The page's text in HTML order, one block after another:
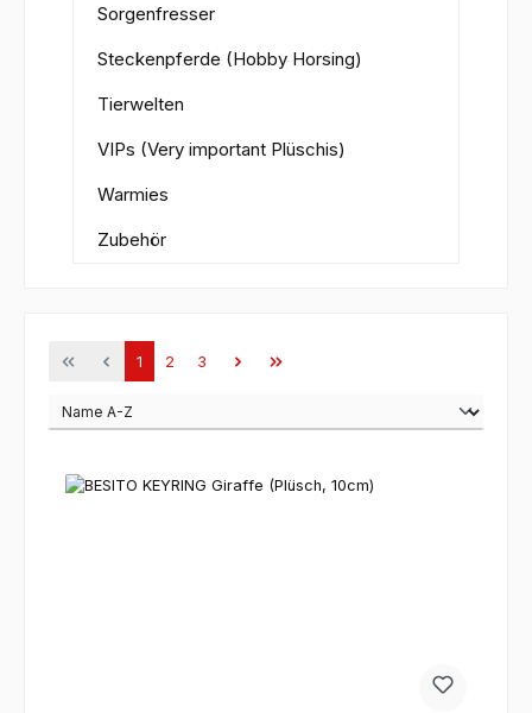
Sorgenfresser
Steckenpferde (Hobby Horsing)
Tierwelten
VIPs (Very important Plüschis)
Warmies
Zubehör
Seite
1 Seite
2 Seite
3